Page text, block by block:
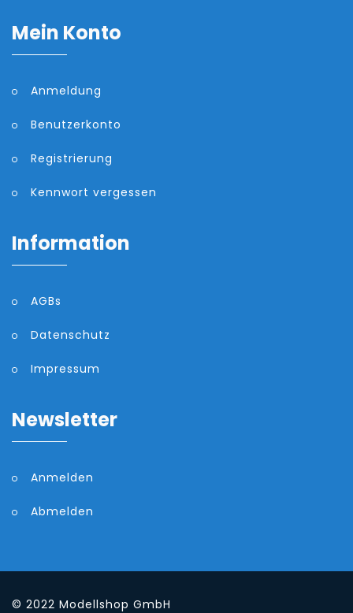
Mein Konto
Anmeldung
Benutzerkonto
Registrierung
Kennwort vergessen
Information
AGBs
Datenschutz
Impressum
Newsletter
Anmelden
Abmelden
© 2022 Modellshop GmbH